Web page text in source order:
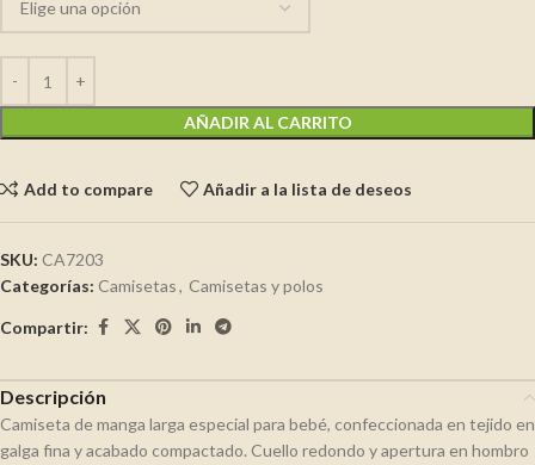
AÑADIR AL CARRITO
Add to compare Añadir a la lista de deseos
SKU: CA7203
Categorías: Camisetas, Camisetas y polos
Compartir:
Descripción
Camiseta de manga larga especial para bebé, confeccionada en tejido en
galga fina y acabado compactado. Cuello redondo y apertura en hombro